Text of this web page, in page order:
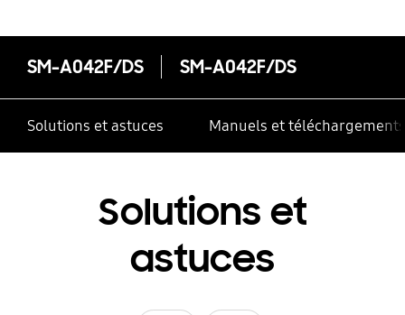
SM-A042F/DS SM-A042F/DS
Solutions et astuces Manuels et téléchargements
Solutions et
astuces